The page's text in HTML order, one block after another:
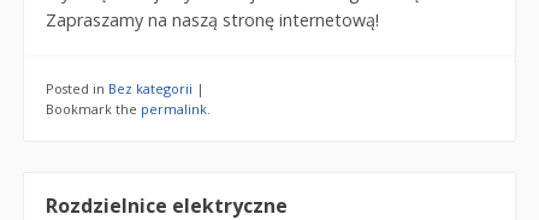
Zapraszamy na naszą stronę internetową!
Posted in Bez kategorii |
Bookmark the permalink
Rozdzielnice elektryczne